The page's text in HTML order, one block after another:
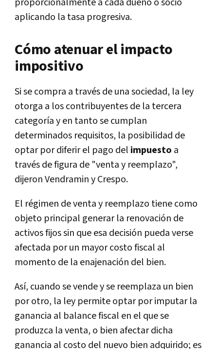
proporcionalmente a cada dueño o socio
aplicando la tasa progresiva.
Cómo atenuar el impacto
impositivo
Si se compra a través de una sociedad, la ley
otorga a los contribuyentes de la tercera
categoría y en tanto se cumplan
determinados requisitos, la posibilidad de
optar por diferir el pago del impuesto a
través de figura de "venta y reemplazo",
dijeron Vendramin y Crespo.
El régimen de venta y reemplazo tiene como
objeto principal generar la renovación de
activos fijos sin que esa decisión pueda verse
afectada por un mayor costo fiscal al
momento de la enajenación del bien.
Así, cuando se vende y se reemplaza un bien
por otro, la ley permite optar por imputar la
ganancia al balance fiscal en el que se
produzca la venta, o bien afectar dicha
ganancia al costo del nuevo bien adquirido; es